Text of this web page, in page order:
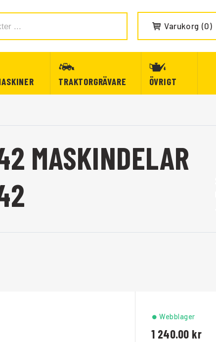
Varukorg 0
TRAKTORGRÄVARE ÖVRIGT
MASKINDELAR
1 240.00
Webblager